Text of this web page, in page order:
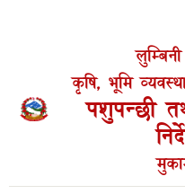
कृषि, भूमि
पशुपन्छी